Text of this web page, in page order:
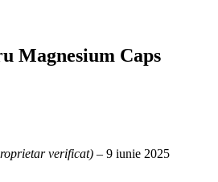
Magnesium Caps
verificat) – 9 iunie 2025